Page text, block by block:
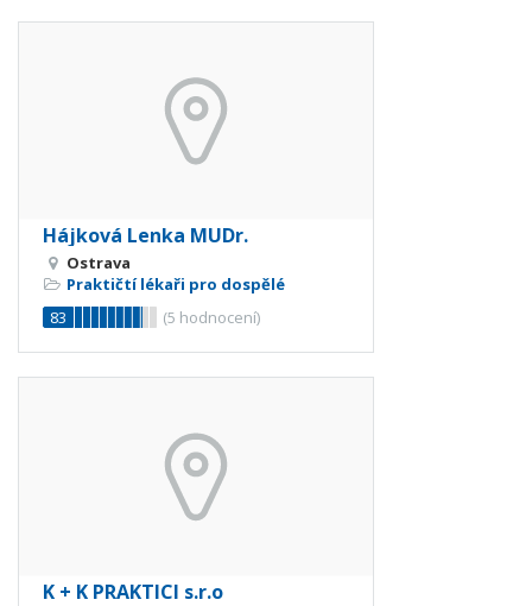
Hájková Lenka MUDr.
Ostrava
Praktičtí lékaři pro dospělé
83
(5 hodnocení)
K + K PRAKTICI s.r.o